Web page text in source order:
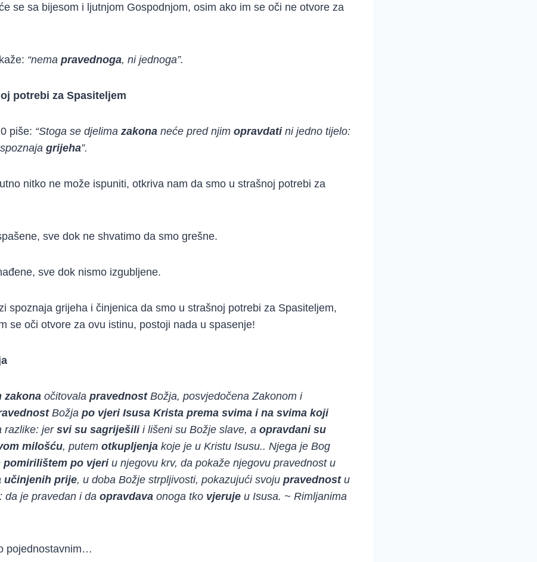
se sa bijesom i ljutnjom Gospodnjom, osim ako im se oči ne otvore za
“nema pravednoga, ni jednoga”.
potrebi za Spasiteljem
piše: “Stoga se djelima zakona neće pred njim opravdatini jedno tijelo:
grijeha”.
nitko ne može ispuniti, otkriva nam da smo u strašnoj potrebi za
sve dok ne shvatimo da smo grešne.
sve dok nismo izgubljene.
spoznaja grijeha i činjenica da smo u strašnoj potrebi za Spasiteljem,
se oči otvore za ovu istinu, postoji nada u spasenje!
zakona očitovala pravednostBožja, posvjedočena Zakonom i
Božja po vjeri Isusa Krista prema svima i na svima koji
razlike: jersvi su sagriješilii lišeni su Božje slave, a opravdani su
milošću, putem otkupljenja koje je u Kristu Isusu.. Njega je Bog
pomirilištem po vjeriu njegovu krv, da pokaže njegovu pravednost u
učinjenih prije, u doba Božje strpljivosti, pokazujući svoju pravednostu
da je pravedan i da opravdava onoga tko vjeruje u Isusa. ~ Rimljanima
pojednostavnim…